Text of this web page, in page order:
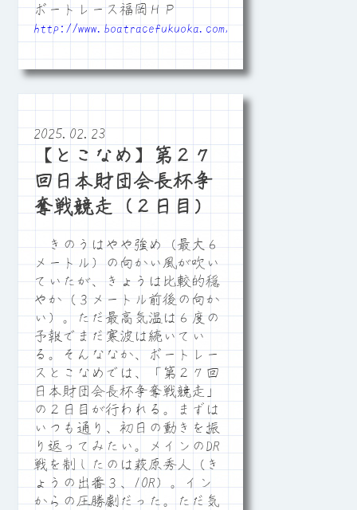
ボートレース福岡ＨＰ
http://www.boatracefukuoka.com/
2025.02.23
【とこなめ】第２７
回日本財団会長杯争
奪戦競走（２日目）
きのうはやや強め（最大６
メートル）の向かい風が吹い
ていたが、きょうは比較的穏
やか（３メートル前後の向か
い）。ただ最高気温は６度の
予報でまだ寒波は続いてい
る。そんななか、ボートレー
スとこなめでは、「第２７回
日本財団会長杯争奪戦競走」
の２日目が行われる。まずは
いつも通り、初日の動きを振
り返ってみたい。メインのDR
戦を制したのは萩原秀人（き
ょうの出番３、10R）。イン
からの圧勝劇だった。ただ気